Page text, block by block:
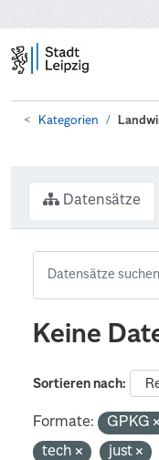
Kategorien
Datensätze
Keine
Sortieren nach
Formate: GPKG
tech
just